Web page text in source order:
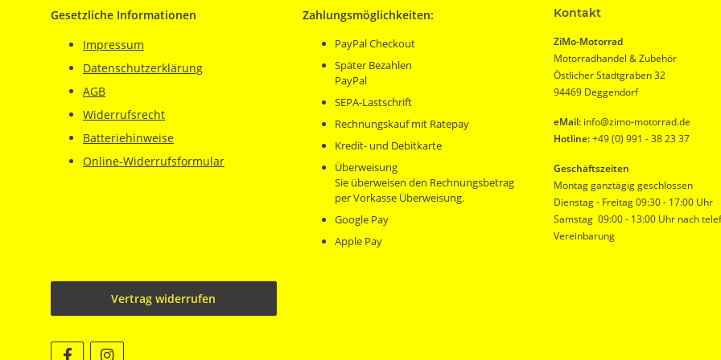
Gesetzliche Informationen
Impressum
Datenschutzerklärung
AGB
Widerrufsrecht
Batteriehinweise
Online-Widerrufsformular
Zahlungsmöglichkeiten:
PayPal Checkout
Später Bezahlen
PayPal
SEPA-Lastschrift
Rechnungskauf mit Ratepay
Kredit- und Debitkarte
Überweisung
Sie überweisen den Rechnungsbetrag
per Vorkasse Überweisung.
Google Pay
Apple Pay
Kontakt
ZiMo-Motorrad
Motorradhandel & Zubehör
Östlicher Stadtgraben 32
94469 Deggendorf
eMail: info@zimo-motorrad.de
Hotline:+49 (0) 991 - 38 23 37
Geschäftszeiten
Montag ganztägig geschlossen
Dienstag - Freitag 09:30 - 17:00 Uhr
Samstag 09:00 - 13:00 Uhr nach
Vereinbarung
Vertrag widerrufen